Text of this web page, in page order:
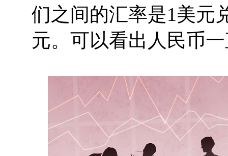
们之间的汇率是1美元
元。可以看出人民币